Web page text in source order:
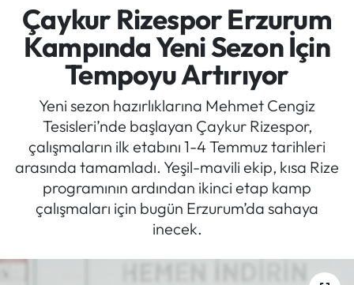
Çaykur Rizespor Erzurum
Kampında Yeni Sezon İçin
Tempoyu Artırıyor
Yeni sezon hazırlıklarına Mehmet Cengiz
Tesisleri’nde başlayan Çaykur Rizespor,
çalışmaların ilk etabını 1-4 Temmuz tarihleri
arasında tamamladı. Yeşil-mavili ekip, kısa Rize
programının ardından ikinci etap kamp
çalışmaları için bugün Erzurum’da sahaya
inecek.
Türkiye
Kültür/Sanat
Politika
Politik Kulis
Dünya
Magazin
Trabzon Trafik Yoğunluk Haritası
Süper Lig Puan Durumu ve Fikstür
Tüm Manşetler
Son Dakika Haberleri
Haber Arşivi